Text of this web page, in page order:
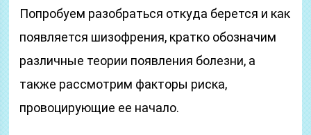
Попробуем разобраться откуда берется и как
появляется шизофрения, кратко обозначим
различные теории появления болезни, а
также рассмотрим факторы риска,
провоцирующие ее начало.